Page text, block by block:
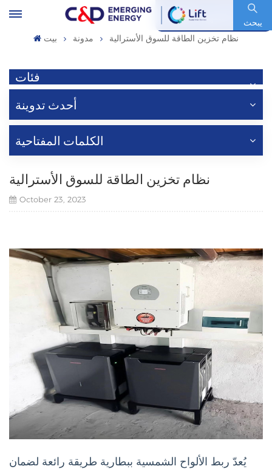
يبحث
رمز السهم : 600153.SH
بيت مدونة نظام تخزين الطاقة للسوق الأسترالية
فئات
أحدث تدوينة
الكلمات المفتاحية
نظام تخزين الطاقة للسوق الأسترالية
October 23, 2023
يُعدّ ربط الألواح الشمسية ببطارية طريقة رائعة لضمان